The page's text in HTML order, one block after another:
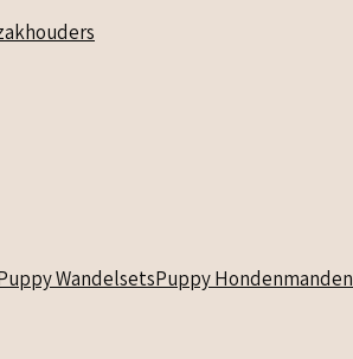
WandelsetsPuppy Hondenmanden